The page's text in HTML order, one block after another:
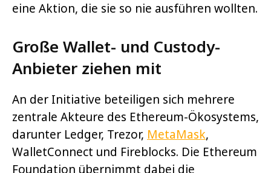
eine Aktion, die sie so nie ausführen wollten.
Große Wallet- und Custody-
Anbieter ziehen mit
An der Initiative beteiligen sich mehrere
zentrale Akteure des Ethereum-Ökosystems,
darunter Ledger, Trezor, MetaMask,
WalletConnect und Fireblocks. Die Ethereum
Foundation übernimmt dabei die